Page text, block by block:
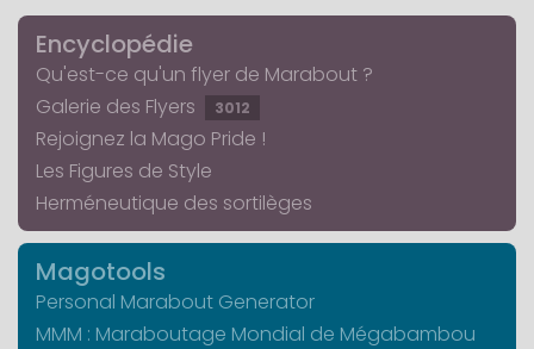
Encyclopédie
Qu'est-ce qu'un flyer de Marabout ?
Galerie des Flyers
3012
Rejoignez la Mago Pride !
Les Figures de Style
Herméneutique des sortilèges
Magotools
Personal Marabout Generator
MMM : Maraboutage Mondial de Mégabambou